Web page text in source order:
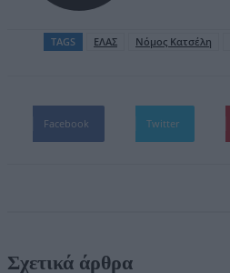
TAGS ΕΛΑΣ Νόμος Κατσέλη
Facebook Twitter
Σχετικά άρθρα